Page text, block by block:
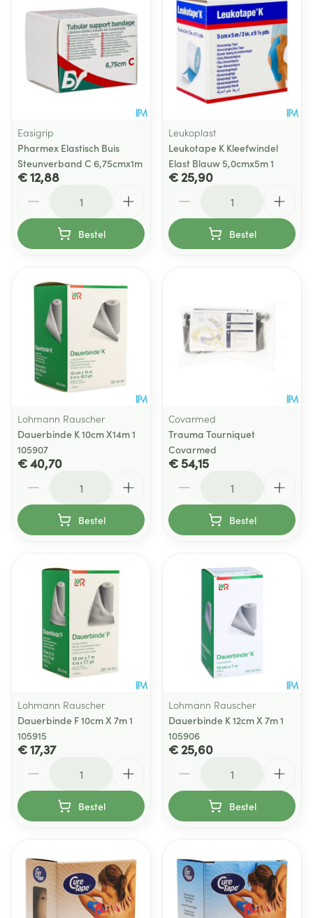
Easigrip
Pharmex Elastisch Buis
Steunverband C 6,75cmx1m
€ 12,88
Bestel
Leukoplast
Leukotape K Kleefwindel
Elast Blauw 5,0cmx5m 1
€ 25,90
Bestel
Lohmann Rauscher
Dauerbinde K 10cm X14m 1
105907
€ 40,70
Bestel
Covarmed
Trauma Tourniquet
Covarmed
€ 54,15
Bestel
Lohmann Rauscher
Dauerbinde F 10cm X 7m 1
105915
€ 17,37
Bestel
Lohmann Rauscher
Dauerbinde K 12cm X 7m 1
105906
€ 25,60
Bestel